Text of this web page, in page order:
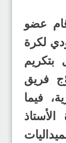
عضو
لكرة
بتكريم
فريق
فيما